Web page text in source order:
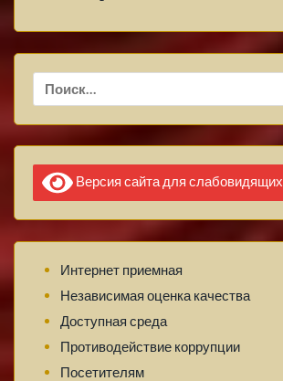
Версия сайта для слабовидящих
Интернет приемная
Независимая оценка качества
Доступная среда
Противодействие коррупции
Посетителям